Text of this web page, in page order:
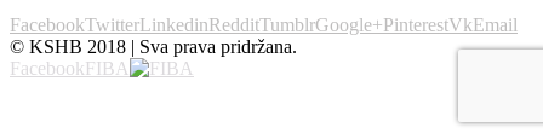
FacebookTwitterLinkedinRedditTumblrGoogle+PinterestVkEmail
© KSHB 2018 | Sva prava pridržana.
FacebookFIBA